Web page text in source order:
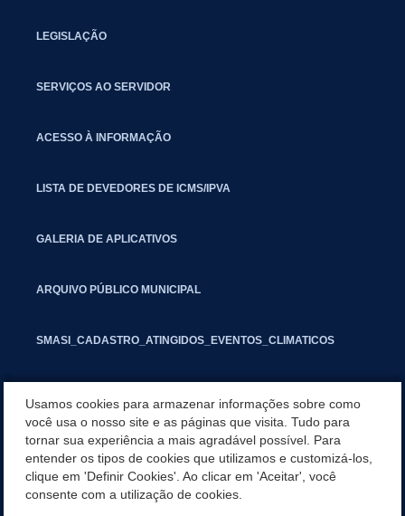
LEGISLAÇÃO
SERVIÇOS AO SERVIDOR
ACESSO À INFORMAÇÃO
LISTA DE DEVEDORES DE ICMS/IPVA
GALERIA DE APLICATIVOS
ARQUIVO PÚBLICO MUNICIPAL
SMASI_CADASTRO_ATINGIDOS_EVENTOS_CLIMATICOS
INFORMATIVO PIT
SEGUNDA VIA IPTU
Usamos cookies para armazenar informações sobre como
você usa o nosso site e as páginas que visita. Tudo para
tornar sua experiência a mais agradável possível. Para
entender os tipos de cookies que utilizamos e customizá-los,
clique em 'Definir Cookies'. Ao clicar em 'Aceitar', você
consente com a utilização de cookies.